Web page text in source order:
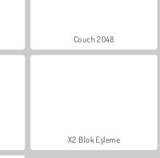
Couch 2048
X2 Blok Eşleme